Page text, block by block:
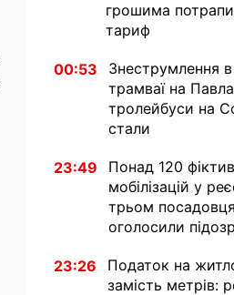
грошима
тариф
00:53
Знеструмлення в
трамваї на
тролейбуси на
стали
23:49
Понад 120
мобілізацій у
трьом
оголосили
23:26
Податок на
замість метрів: